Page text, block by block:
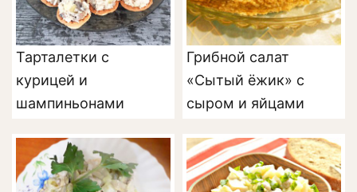
Тарталетки с
курицей и
шампиньонами
Грибной салат
«Сытый ёжик» с
сыром и яйцами